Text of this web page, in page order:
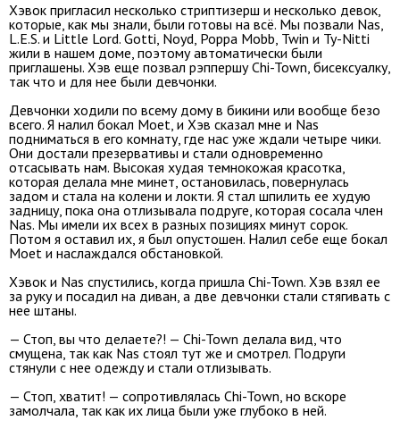
Хэвок пригласил несколько стриптизерш и несколько девок,
которые, как мы знали, были готовы на всё. Мы позвали Nas,
L.E.S. и Little Lord. Gotti, Noyd, Poppa Mobb, Twin и Ty-Nitti
жили в нашем доме, поэтому автоматически были
приглашены. Хэв еще позвал рэппершу Chi-Town, бисексуалку,
так что и для нее были девчонки.
Девчонки ходили по всему дому в бикини или вообще безо
всего. Я налил бокал Moet, и Хэв сказал мне и Nas
подниматься в его комнату, где нас уже ждали четыре чики.
Они достали презервативы и стали одновременно
отсасывать нам. Высокая худая темнокожая красотка,
которая делала мне минет, остановилась, повернулась
задом и стала на колени и локти. Я стал шпилить ее худую
задницу, пока она отлизывала подруге, которая сосала член
Nas. Мы имели их всех в разных позициях минут сорок.
Потом я оставил их, я был опустошен. Налил себе еще бокал
Moet и наслаждался обстановкой.
Хэвок и Nas спустились, когда пришла Chi-Town. Хэв взял ее
за руку и посадил на диван, а две девчонки стали стягивать с
нее штаны.
— Стоп, вы что делаете?! — Chi-Town делала вид, что
смущена, так как Nas стоял тут же и смотрел. Подруги
стянули с нее одежду и стали отлизывать.
— Стоп, хватит! — сопротивлялась Chi-Town, но вскоре
замолчала, так как их лица были уже глубоко в ней.